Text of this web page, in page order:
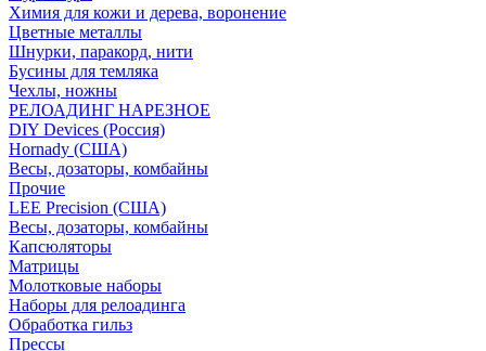
Химия для кожи и дерева, воронение
Цветные металлы
Шнурки, паракорд, нити
Бусины для темляка
Чехлы, ножны
РЕЛОАДИНГ НАРЕЗНОЕ
DIY Devices (Россия)
Hornady (США)
Весы, дозаторы, комбайны
Прочие
LEE Precision (США)
Весы, дозаторы, комбайны
Капсюляторы
Матрицы
Молотковые наборы
Наборы для релоадинга
Обработка гильз
Преcсы